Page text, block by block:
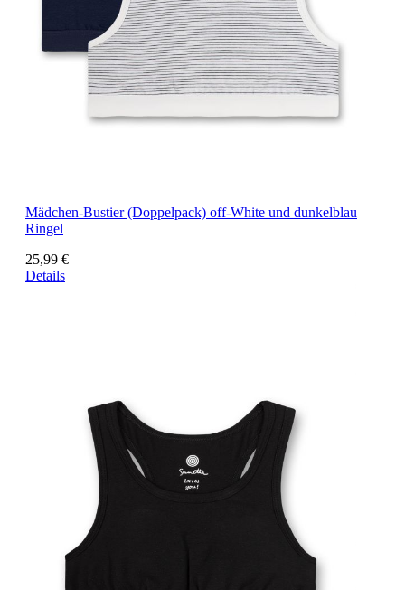
Mädchen-Bustier (Doppelpack) off-White und dunkelblau
Ringel
25,99 €
Details